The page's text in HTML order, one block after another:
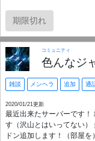
間を募集しています。 人数が集まればイベントなども 考えておりますの
で、 積極的なご参加、お待
期限切れ
コミュニティ
色んなジ
雑談 メンヘラ 追加 通
2020/01/21更新
最近出来たサーバーです！
す（沢山とはいってない）
ドン追加します！（部屋